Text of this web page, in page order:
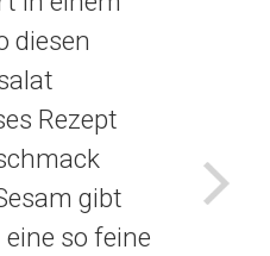
diesen
Rezept
gibt
so feine